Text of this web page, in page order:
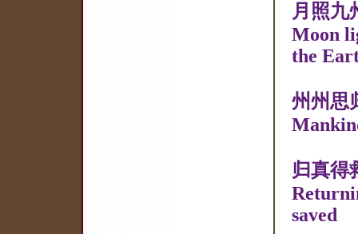
月照九
Moon
the
州州思
归真得
saved